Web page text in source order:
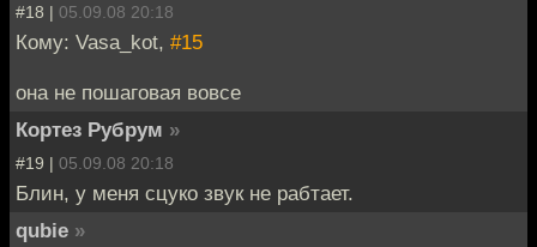
#18 | 05.09.08 20:18
Кому: Vasa_kot, #15
она не пошаговая вовсе
Кортез Рубрум »
#19 | 05.09.08 20:18
Блин, у меня сцуко звук не рабтает.
qubie »